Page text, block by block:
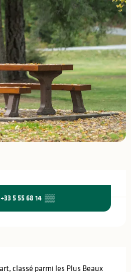
+33 5 55 68 14 ▒▒
classé parmi les Plus Beaux